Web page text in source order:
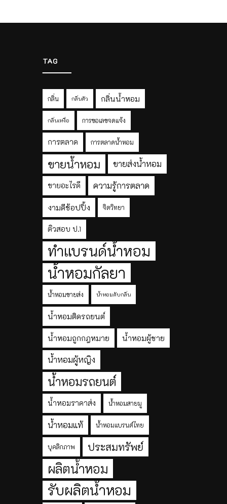
TAG
กลิ่น กลิ่นตัว กลิ่นน้ำหอม
กลิ่นเหงื่อ การขอเลขจดแจ้ง
การตลาด การตลาดน้ำหอม
ขายน้ำหอม ขายส่งน้ำหอม
ขายอะไรดี ความรู้การตลาด
งามดีช้อปปิ้ง จิตวิทยา
ติวสอบ ป.1
ทำแบรนด์น้ำหอม
น้ำหอมกัลยา
น้ำหอมขายส่ง น้ำหอมดับกลิ่น
น้ำหอมติดรถยนต์
น้ำหอมถูกกฎหมาย น้ำหอมผู้ชาย
น้ำหอมผู้หญิง
น้ำหอมรถยนต์
น้ำหอมราคาส่ง น้ำหอมสายมู
น้ำหอมแท้ น้ำหอมแบรนด์ไทย
บุคลิกภาพ ประสมทรัพย์
ผลิตน้ำหอม
รับผลิตน้ำหอม